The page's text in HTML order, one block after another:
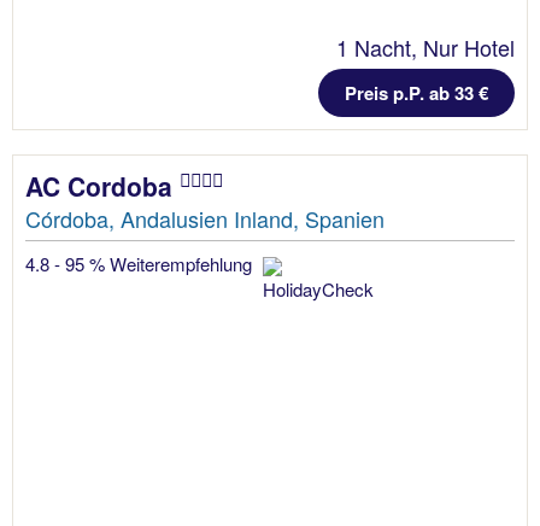
1 Nacht, Nur Hotel
Preis p.P. ab 33 €
AC Cordoba
Córdoba, Andalusien Inland, Spanien
4.8 - 95 % Weiterempfehlung